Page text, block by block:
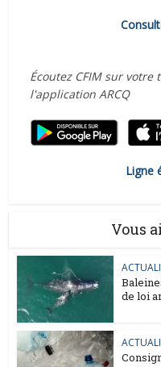
Écoutez CFIM sur
l'application ARCQ
Ligne
Vous
de loi